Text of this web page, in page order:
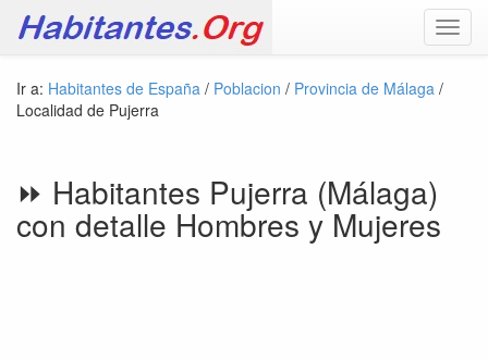
Ir a: Habitantes de España / Poblacion / Provincia de Málaga /
Localidad de Pujerra
⏩ Habitantes Pujerra (Málaga)
con detalle Hombres y Mujeres